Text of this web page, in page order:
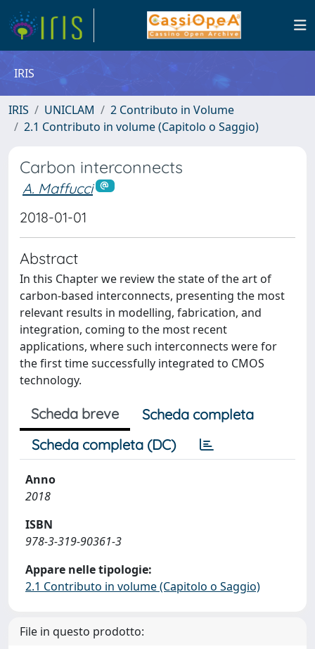
IRIS
IRIS UNICLAM
2 Contributo in Volume
2.1 Contributo in volume (Capitolo o Saggio)
Carbon interconnects
A. Maffucci
2018-01-01
Abstract
In this Chapter we review the state of the art of
carbon-based interconnects, presenting the most
relevant results in modelling, fabrication, and
integration, coming to the most recent
applications, where such interconnects were for
the first time successfully integrated to CMOS
technology.
Scheda breve
Scheda completa
Scheda completa (DC)
Anno
2018
ISBN
978-3-319-90361-3
Appare nelle tipologie:
2.1 Contributo in volume (Capitolo o Saggio)
File in questo prodotto: